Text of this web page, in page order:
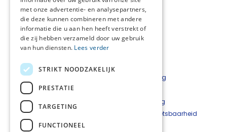
Agenda
Nieuwsflits
Contact
PaTz Ambassadeurs
AVG
Privacyverklaring
Cookieverklaring
Beveiligingskwetsbaarheid
met onze advertentie- en analysepartners,
die deze kunnen combineren met andere
informatie die u aan hen heeft verstrekt of
die zij hebben verzameld door uw gebruik
van hun diensten. Lees verder
STRIKT NOODZAKELIJK
PRESTATIE
TARGETING
FUNCTIONEEL